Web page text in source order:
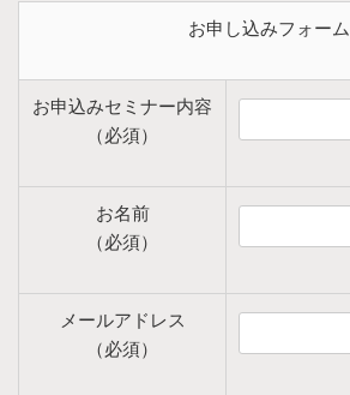
お申し込みフォーム
お申込みセミナー内容
（必須）
お名前
（必須）
メールアドレス
（必須）